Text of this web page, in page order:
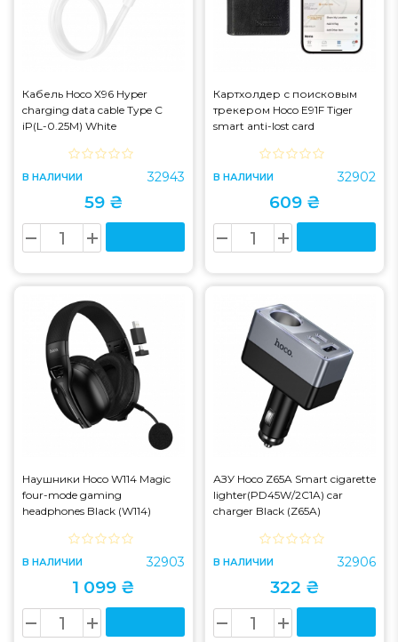
Кабель Hoco X96 Hyper
charging data cable Type C
iP(L-0.25M) White
В НАЛИЧИИ 32943
59 ₴
Картхолдер с поисковым
трекером Hoco E91F Tiger
smart anti-lost card
Black (E91F)
В НАЛИЧИИ 32902
609 ₴
Наушники Hoco W114 Magic
four-mode gaming
headphones Black (W114)
В НАЛИЧИИ 32903
1 099 ₴
АЗУ Hoco Z65A Smart cigarette
lighter(PD45W/2C1A) car
charger Black (Z65A)
В НАЛИЧИИ 32906
322 ₴